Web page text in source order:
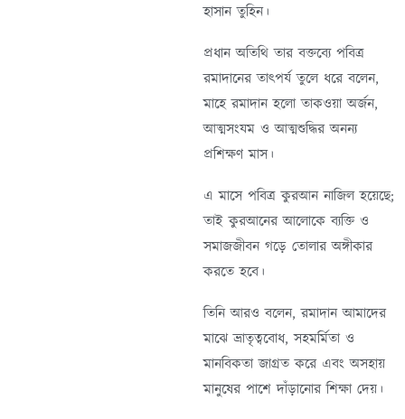
হাসান তুহিন।
প্রধান অতিথি তার বক্তব্যে পবিত্র
রমাদানের তাৎপর্য তুলে ধরে বলেন,
মাহে রমাদান হলো তাকওয়া অর্জন,
আত্মসংযম ও আত্মশুদ্ধির অনন্য
প্রশিক্ষণ মাস।
এ মাসে পবিত্র কুরআন নাজিল হয়েছে;
তাই কুরআনের আলোকে ব্যক্তি ও
সমাজজীবন গড়ে তোলার অঙ্গীকার
করতে হবে।
তিনি আরও বলেন, রমাদান আমাদের
মাঝে ভ্রাতৃত্ববোধ, সহমর্মিতা ও
মানবিকতা জাগ্রত করে এবং অসহায়
মানুষের পাশে দাঁড়ানোর শিক্ষা দেয়।